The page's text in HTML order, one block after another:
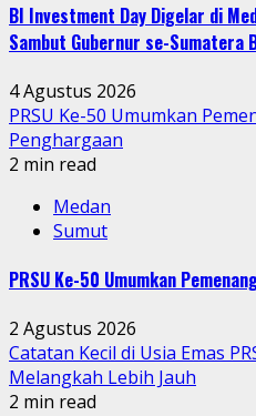
BI Investment Day Digelar di
Sambut Gubernur se-Sumatera
4 Agustus 2026
PRSU Ke-50 Umumkan
Penghargaan
2 min read
Medan
Sumut
PRSU Ke-50 Umumkan
2 Agustus 2026
Catatan Kecil di Usia Emas
Melangkah Lebih Jauh
2 min read